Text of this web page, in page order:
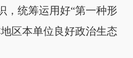
，统筹运用好“第一种形
区本单位良好政治生态